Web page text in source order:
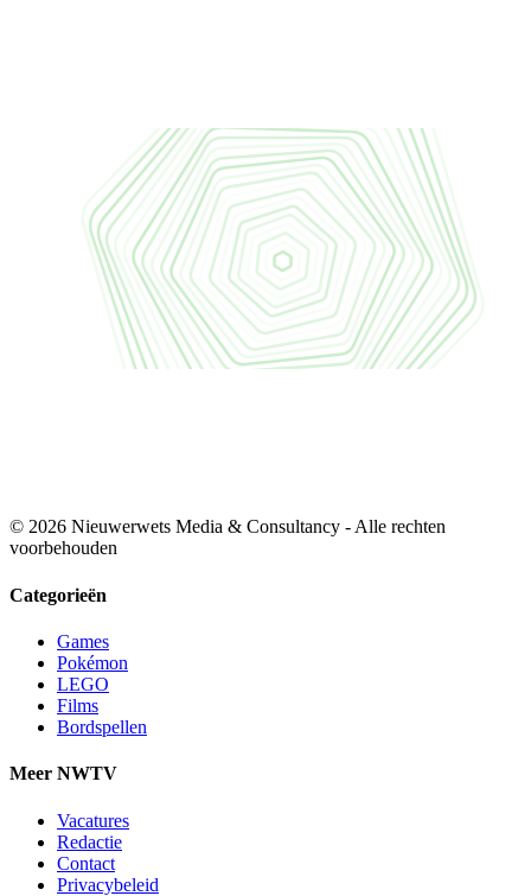
© 2026 Nieuwerwets Media & Consultancy - Alle rechten
voorbehouden
Categorieën
Games
Pokémon
LEGO
Films
Bordspellen
Meer NWTV
Vacatures
Redactie
Contact
Privacybeleid